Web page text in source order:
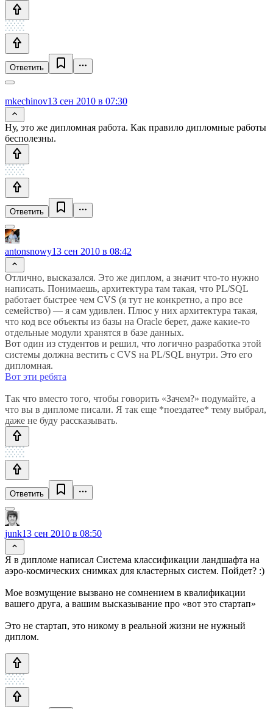
Ответить
mkechinov13 сен 2010 в 07:30
Ну, это же дипломная работа. Как правило дипломные работы
бесполезны.
Ответить
antonsnowy13 сен 2010 в 08:42
Отлично, высказался. Это же диплом, а значит что-то нужно
написать. Понимаешь, архитектура там такая, что PL/SQL
работает быстрее чем CVS (я тут не конкретно, а про все
семейство) — я сам удивлен. Плюс у них архитектура такая,
что код все объекты из базы на Oracle берет, даже какие-то
отдельные модули хранятся в базе данных.
Вот один из студентов и решил, что логично разработка этой
системы должна вестить с CVS на PL/SQL внутри. Это его
дипломная.
Вот эти ребята
Так что вместо того, чтобы говорить «Зачем?» подумайте, а
что вы в дипломе писали. Я так еще *поездатее* тему выбрал,
даже не буду рассказывать.
Ответить
junk13 сен 2010 в 08:50
Я в дипломе написал Система классификации ландшафта на
аэро-космических снимках для кластерных систем. Пойдет? :)
Мое возмущение вызвано не сомнением в квалификации
вашего друга, а вашим высказывание про «вот это стартап»
Это не стартап, это никому в реальной жизни не нужный
диплом.